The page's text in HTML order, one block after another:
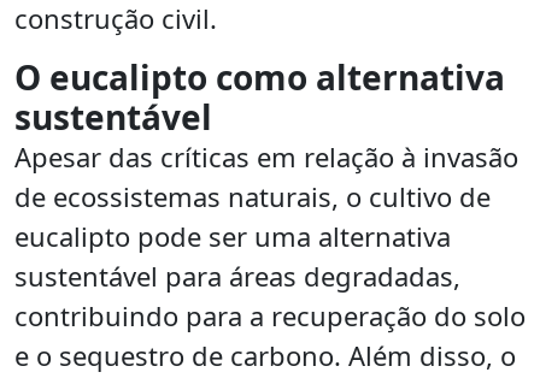
construção civil.
O eucalipto como alternativa
sustentável
Apesar das críticas em relação à invasão
de ecossistemas naturais, o cultivo de
eucalipto pode ser uma alternativa
sustentável para áreas degradadas,
contribuindo para a recuperação do solo
e o sequestro de carbono. Além disso, o